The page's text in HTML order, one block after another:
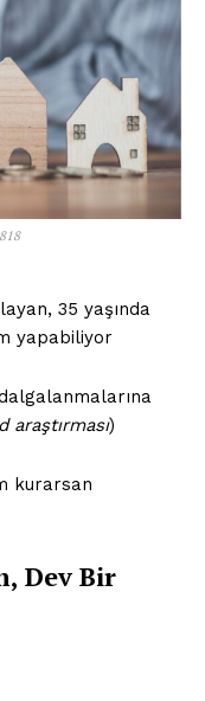
35 yaşında
yapabiliyor
araştırması)
kurarsan
Dev Bir